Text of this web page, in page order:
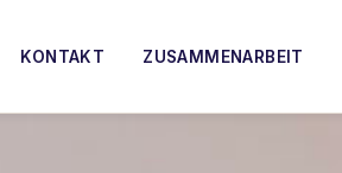
KONTAKT ZUSAMMENARBEIT